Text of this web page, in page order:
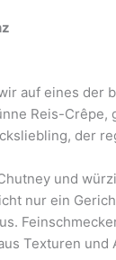
auf eines der
Reis-
der
und
nur ein
Texturen und